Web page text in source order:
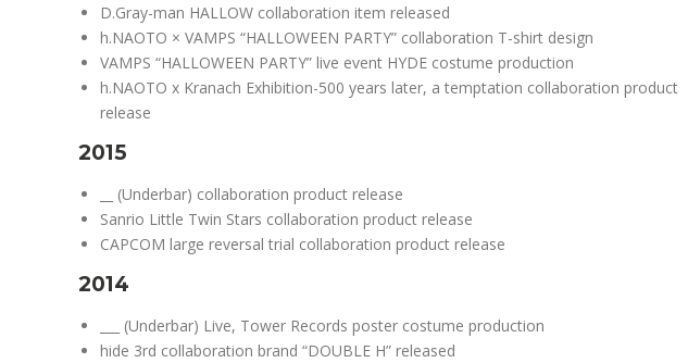
D.Gray-man HALLOW collaboration item released
h.NAOTO × VAMPS “HALLOWEEN PARTY” collaboration T-shirt design
VAMPS “HALLOWEEN PARTY” live event HYDE costume production
h.NAOTO x Kranach Exhibition-500 years later, a temptation collaboration product
release
2015
__ (Underbar) collaboration product release
Sanrio Little Twin Stars collaboration product release
CAPCOM large reversal trial collaboration product release
2014
___ (Underbar) Live, Tower Records poster costume production
hide 3rd collaboration brand “DOUBLE H” released